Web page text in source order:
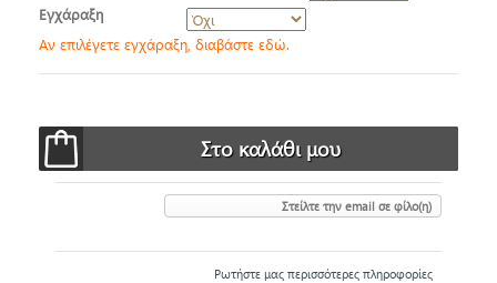
Εγχάραξη
Αν επιλέγετε εγχάραξη, διαβάστε εδώ.
Στείλτε την email σε φίλο(η)
Ρωτήστε μας περισσότερες πληροφορίες